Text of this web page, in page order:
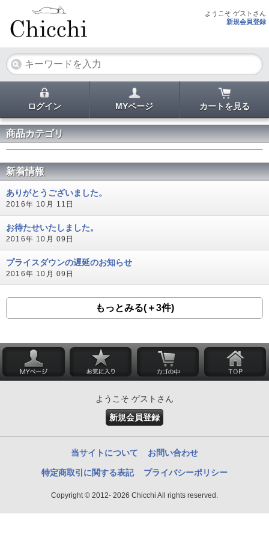
ようこそ ゲストさん
新規会員登録
ログイン MYページ カートを見る
商品カテゴリ
新着情報
ありがとうございました。
2016年 10月 11日
お待たせいたしました。
2016年 10月 09日
プライスダウンの遅延のお知らせ
2016年 10月 09日
もっとみる(＋3件)
ようこそ ゲストさん
新規会員登録
当サイトについて お問い合わせ
特定商取引に関する表記 プライバシーポリシー
Copyright © 2012- 2026 Chicchi All rights reserved.